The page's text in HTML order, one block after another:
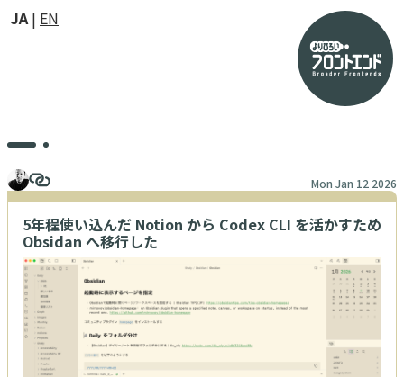
JA EN
Mon Jan 12 2026
5年程使い込んだ Notion から Codex CLI を活かすため
Obsidan へ移行した